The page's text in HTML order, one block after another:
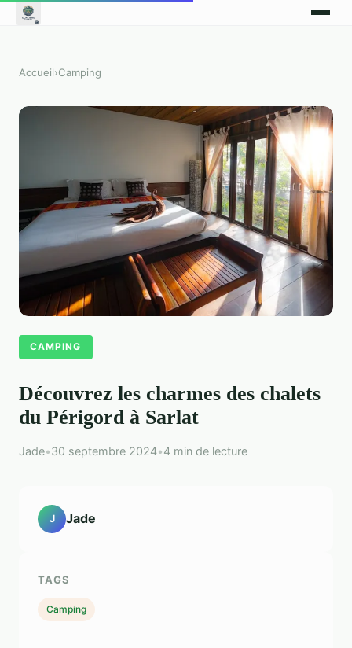
Accueil›Camping
CAMPING
Découvrez les charmes des chalets
du Périgord à Sarlat
Jade•30 septembre 2024•4 min de lecture
J Jade
TAGS
Camping